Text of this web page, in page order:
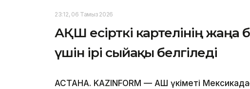
23:12, 06 Тамыз 2026
АҚШ есірткі картелінің
үшін ірі сыйақы белгіледі
АСТАНА. KAZINFORM — АҚШ үкіметі